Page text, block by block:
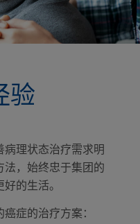
验
病理状态治疗需求明
法，始终忠于集团的
的生活。
症的治疗方案：